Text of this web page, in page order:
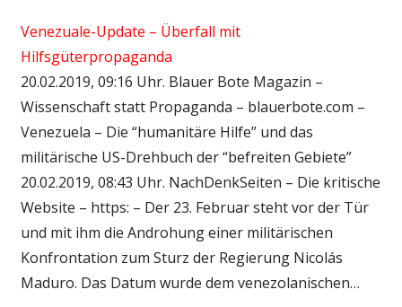
Venezuale-Update – Überfall mit
Hilfsgüterpropaganda
20.02.2019, 09:16 Uhr. Blauer Bote Magazin –
Wissenschaft statt Propaganda – blauerbote.com –
Venezuela – Die “humanitäre Hilfe” und das
militärische US-Drehbuch der “befreiten Gebiete”
20.02.2019, 08:43 Uhr. NachDenkSeiten – Die kritische
Website – https: – Der 23. Februar steht vor der Tür
und mit ihm die Androhung einer militärischen
Konfrontation zum Sturz der Regierung Nicolás
Maduro. Das Datum wurde dem venezolanischen…